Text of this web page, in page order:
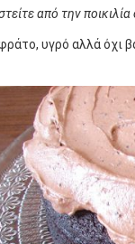
από την
υγρό αλλά όχι